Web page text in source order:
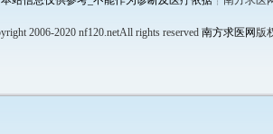
2006-2020 nf120.netAll rights reserved 南方求医网 版